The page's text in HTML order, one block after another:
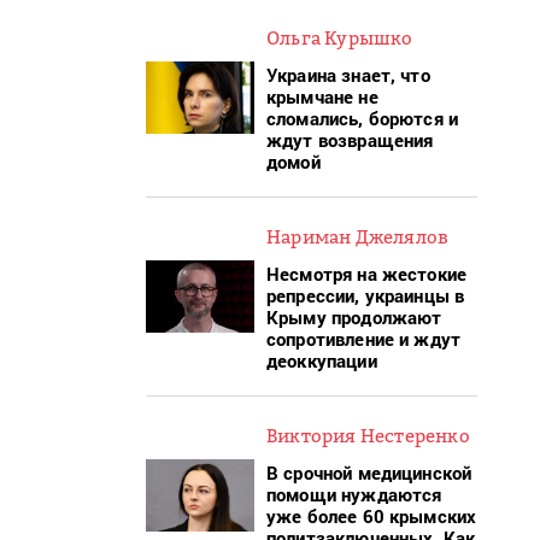
Ольга Курышко
Украина знает, что
крымчане не
сломались, борются и
ждут возвращения
домой
Нариман Джелялов
Несмотря на жестокие
репрессии, украинцы в
Крыму продолжают
сопротивление и ждут
деоккупации
Виктория Нестеренко
В срочной медицинской
помощи нуждаются
уже более 60 крымских